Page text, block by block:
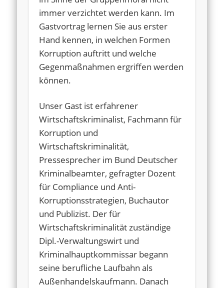
immer verzichtet werden kann. Im
Gastvortrag lernen Sie aus erster
Hand kennen, in welchen Formen
Korruption auftritt und welche
Gegenmaßnahmen ergriffen werden
können.
Unser Gast ist erfahrener
Wirtschaftskriminalist, Fachmann für
Korruption und
Wirtschaftskriminalität,
Pressesprecher im Bund Deutscher
Kriminalbeamter, gefragter Dozent
für Compliance und Anti-
Korruptionsstrategien, Buchautor
und Publizist. Der für
Wirtschaftskriminalität zuständige
Dipl.-Verwaltungswirt und
Kriminalhauptkommissar begann
seine berufliche Laufbahn als
Außenhandelskaufmann. Danach